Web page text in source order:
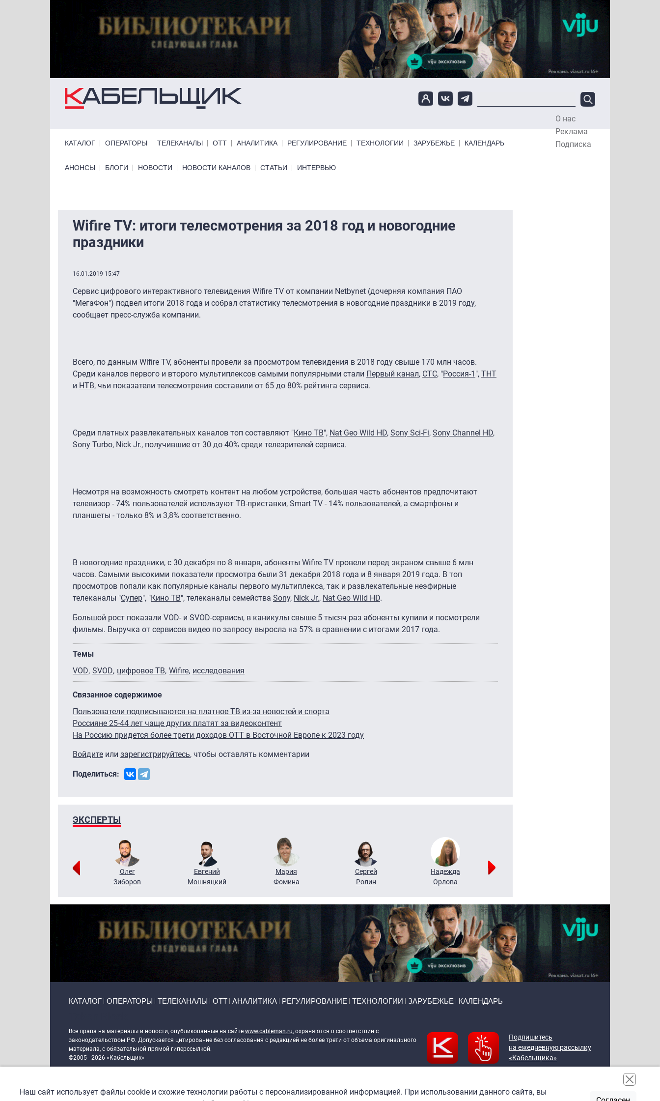
О нас
Реклама
Подписка
КАТАЛОГ ОПЕРАТОРЫ ТЕЛЕКАНАЛЫ ОТТ АНАЛИТИКА РЕГУЛИРОВАНИЕ ТЕХНОЛОГИИ ЗАРУБЕЖЬЕ КАЛЕНДАРЬ
Primary links bottom
АНОНСЫ БЛОГИ НОВОСТИ НОВОСТИ КАНАЛОВ СТАТЬИ ИНТЕРВЬЮ
Wifire TV: итоги телесмотрения за 2018 год и новогодние
праздники
16.01.2019 15:47
Сервис цифрового интерактивного телевидения Wifire TV от компании Netbynet (дочерняя компания ПАО
"МегаФон") подвел итоги 2018 года и собрал статистику телесмотрения в новогодние праздники в 2019 году,
сообщает пресс-служба компании.
Всего, по данным Wifire TV, абоненты провели за просмотром телевидения в 2018 году свыше 170 млн часов.
Среди каналов первого и второго мультиплексов самыми популярными стали Первый канал, СТС, "Россия-1 ", ТНТ
и НТВ, чьи показатели телесмотрения составили от 65 до 80% рейтинга сервиса.
Среди платных развлекательных каналов топ составляют "Кино ТВ", Nat Geo Wild HD, Sony Sci-Fi, Sony Channel HD,
Sony Turbo, Nick Jr., получившие от 30 до 40% среди телезрителей сервиса.
Несмотря на возможность смотреть контент на любом устройстве, большая часть абонентов предпочитают
телевизор - 74% пользователей используют ТВ-приставки, Smart TV - 14% пользователей, а смартфоны и
планшеты - только 8% и 3,8% соответственно.
В новогодние праздники, с 30 декабря по 8 января, абоненты Wifire TV провели перед экраном свыше 6 млн
часов. Самыми высокими показатели просмотра были 31 декабря 2018 года и 8 января 2019 года. В топ
просмотров попали как популярные каналы первого мультиплекса, так и развлекательные неэфирные
телеканалы "Супер", "Кино ТВ", телеканалы семейства Sony, Nick Jr., Nat Geo Wild HD.
Большой рост показали VOD- и SVOD-сервисы, в каникулы свыше 5 тысяч раз абоненты купили и посмотрели
фильмы. Выручка от сервисов видео по запросу выросла на 57% в сравнении с итогами 2017 года.
Темы
VOD SVOD цифровое ТВ Wifire исследования
Связанное содержимое
Пользователи подписываются на платное ТВ из-за новостей и спорта
Россияне 25-44 лет чаще других платят за видеоконтент
На Россию придется более трети доходов OTT в Восточной Европе к 2023 году
Войдите или зарегистрируйтесь, чтобы оставлять комментарии
Поделиться:
ЭКСПЕРТЫ
Олег
Зиборов
Евгений
Мошняцкий
Мария
Фомина
Сергей
Ролин
Надежда
Орлова
КАТАЛОГ ОПЕРАТОРЫ ТЕЛЕКАНАЛЫ ОТТ АНАЛИТИКА РЕГУЛИРОВАНИЕ ТЕХНОЛОГИИ ЗАРУБЕЖЬЕ КАЛЕНДАРЬ
Все права на материалы и новости, опубликованные на сайте www.cableman.ru, охраняются в соответствии с
законодательством РФ. Допускается цитирование без согласования с редакцией не более трети от объема оригинального
материала, с обязательной прямой гиперссылкой.
©2005 - 2026 «Кабельщик»
DrupalCoder — поддержка сайта c 2017 года
Подпишитесь
на ежедневную рассылку
«Кабельщика»
Наш сайт использует файлы cookie и схожие технологии работы с персонализированной информацией. При использовании данного сайта, вы